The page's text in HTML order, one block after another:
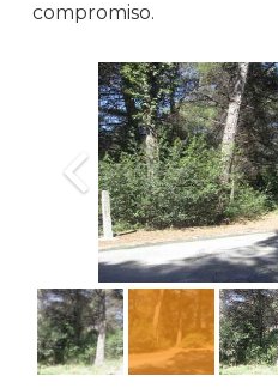
compromiso.